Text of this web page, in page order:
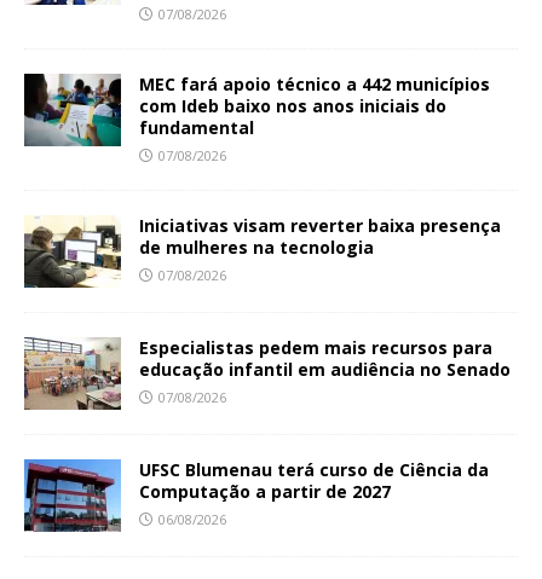
07/08/2026
MEC fará apoio técnico a 442 municípios
com Ideb baixo nos anos iniciais do
fundamental
07/08/2026
Iniciativas visam reverter baixa presença
de mulheres na tecnologia
07/08/2026
Especialistas pedem mais recursos para
educação infantil em audiência no Senado
07/08/2026
UFSC Blumenau terá curso de Ciência da
Computação a partir de 2027
06/08/2026